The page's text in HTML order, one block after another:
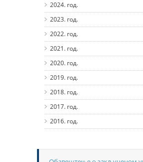
2024. год.
2023. год.
2022. год.
2021. год.
2020. год.
2019. год.
2018. год.
2017. год.
2016. год.